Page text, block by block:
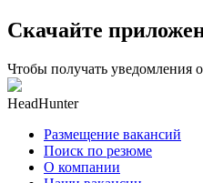
Скачайте
Чтобы получать уведомления
HeadHunter
Размещение вакансий
Поиск по резюме
О компании